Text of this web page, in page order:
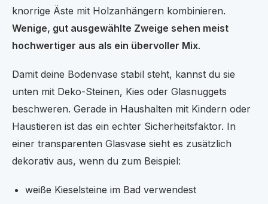
knorrige Äste mit Holzanhängern kombinieren.
Wenige, gut ausgewählte Zweige sehen meist
hochwertiger aus als ein übervoller Mix.
Damit deine Bodenvase stabil steht, kannst du sie
unten mit Deko-Steinen, Kies oder Glasnuggets
beschweren. Gerade in Haushalten mit Kindern oder
Haustieren ist das ein echter Sicherheitsfaktor. In
einer transparenten Glasvase sieht es zusätzlich
dekorativ aus, wenn du zum Beispiel:
weiße Kieselsteine im Bad verwendest